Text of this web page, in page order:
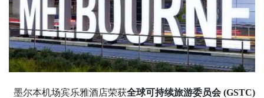
墨尔本机场宾乐雅酒店荣获全球可持续旅游委员会 (GSTC)